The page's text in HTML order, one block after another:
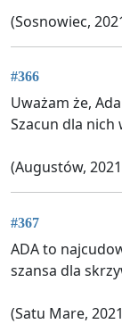
(Sosnowiec,
#366
Uważam że,
Szacun dla nich
(Augustów,
#367
ADA to
szansa dla
(Satu Mare,